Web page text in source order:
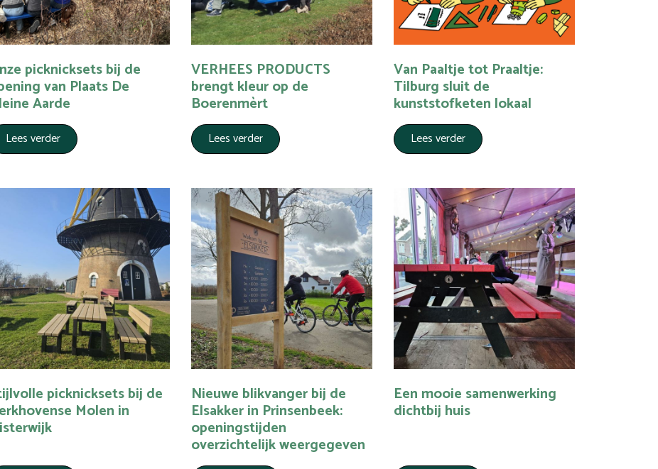
picknicksets bij de
van Plaats De
Aarde
Lees verder
VERHEES PRODUCTS
brengt kleur op de
Boerenmèrt
Lees verder
Van Paaltje tot Praaltje:
Tilburg sluit de
kunststofketen lokaal
Lees verder
picknicksets bij de
Molen in
Nieuwe blikvanger bij de
Elsakker in Prinsenbeek:
openingstijden
overzichtelijk weergegeven
Een mooie samenwerking
dichtbij huis